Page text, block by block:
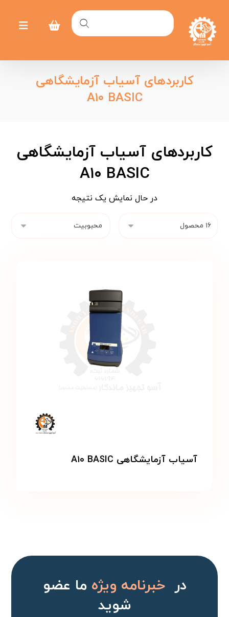
کاربردهای آسیاب آزمایشگاهی
A۱۰ BASIC
کاربردهای آسیاب آزمایشگاهی
A۱۰ BASIC
در حال نمایش یک نتیجه
آسیاب آزمایشگاهی A۱۰ BASIC
درخبرنامه ویژهما عضو
شوید